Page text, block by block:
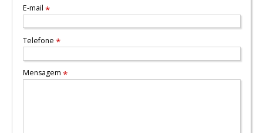
E-mail *
Telefone *
Mensagem *